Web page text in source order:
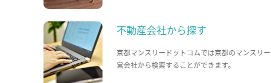
不動産会社から探す
京都マンスリードットコムでは京都のマンスリ
営会社から検索することができます。